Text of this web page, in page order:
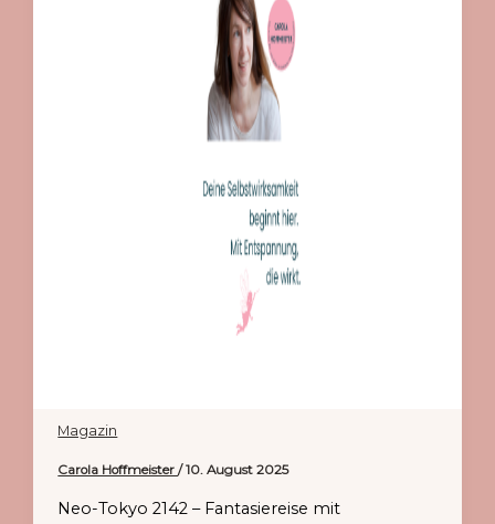
Magazin
Carola Hoffmeister/10. August 2025
Neo-Tokyo 2142 – Fantasiereise mit